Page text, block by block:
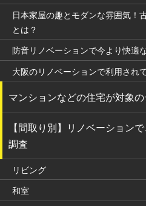
日本家屋の趣とモダンな雰囲気！
とは？
防音リノベーションで今より快適
大阪のリノベーションで利用され
マンションなどの住宅が対象
【間取り別】リノベーション
調査
リビング
和室